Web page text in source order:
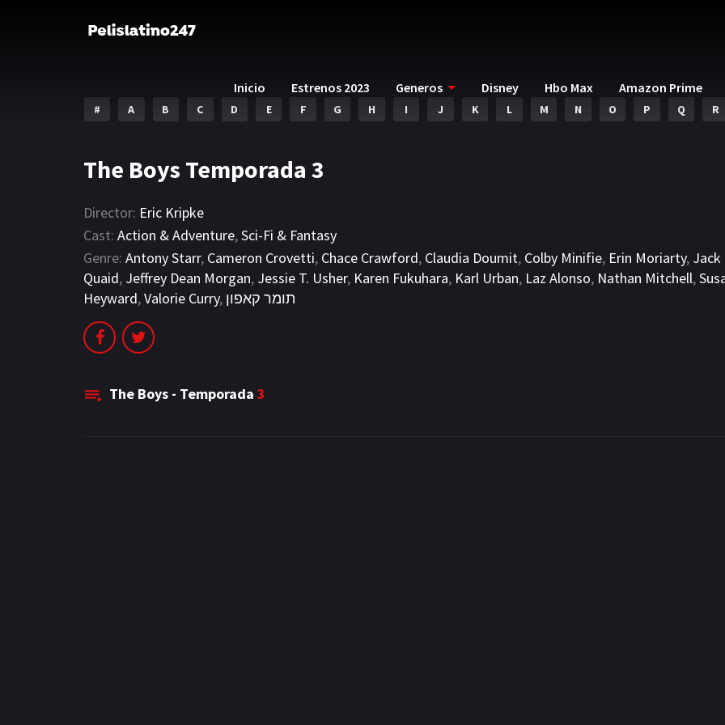
Inicio Estrenos 2023 Generos Disney Hbo Max Amazon Prime
# A B C D E F G H I J K L M N O P Q R
The Boys Temporada 3
Director: Eric Kripke
Cast: Action & Adventure,Sci-Fi & Fantasy
Genre: Antony Starr, Cameron Crovetti, Chace Crawford, Claudia Doumit, Colby Minifie, Erin Moriarty, Jack
Quaid, Jeffrey Dean Morgan, Jessie T. Usher, Karen Fukuhara, Karl Urban, Laz Alonso, Nathan Mitchell,
Heyward,Valorie Curry, תומר קאפון
The Boys - Temporada 3